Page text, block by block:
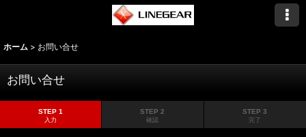
ホーム > お問い合せ
お問い合せ
STEP 1
入力
STEP 2
確認
STEP 3
完了